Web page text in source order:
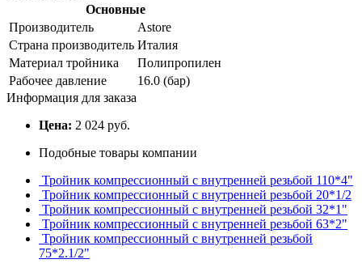
Основные
Производитель
Astore
Страна производитель Италия
Материал тройника
Полипропилен
Рабочее давление
16.0 (бар)
Информация для заказа
Цена: 2 024 руб.
Подобные товары компании
Тройник компрессионный с внутренней резьбой 110*4"
Тройник компрессионный с внутренней резьбой 20*1/2
Тройник компрессионный с внутренней резьбой 32*1"
Тройник компрессионный с внутренней резьбой 63*2"
Тройник компрессионный с внутренней резьбой
75*2.1/2"